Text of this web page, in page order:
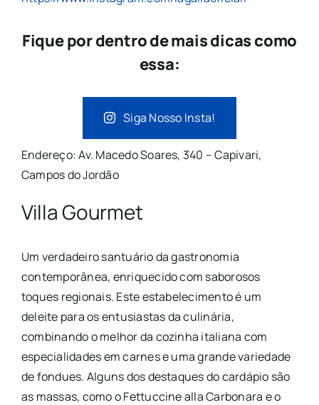
Fique por dentro de mais dicas como
essa:
Siga Nosso Insta!
Endereço: Av. Macedo Soares, 340 – Capivari,
Campos do Jordão
Villa Gourmet
Um verdadeiro santuário da gastronomia
contemporânea, enriquecido com saborosos
toques regionais. Este estabelecimento é um
deleite para os entusiastas da culinária,
combinando o melhor da cozinha italiana com
especialidades em carnes e uma grande variedade
de fondues. Alguns dos destaques do cardápio são
as massas, como o Fettuccine alla Carbonara e o